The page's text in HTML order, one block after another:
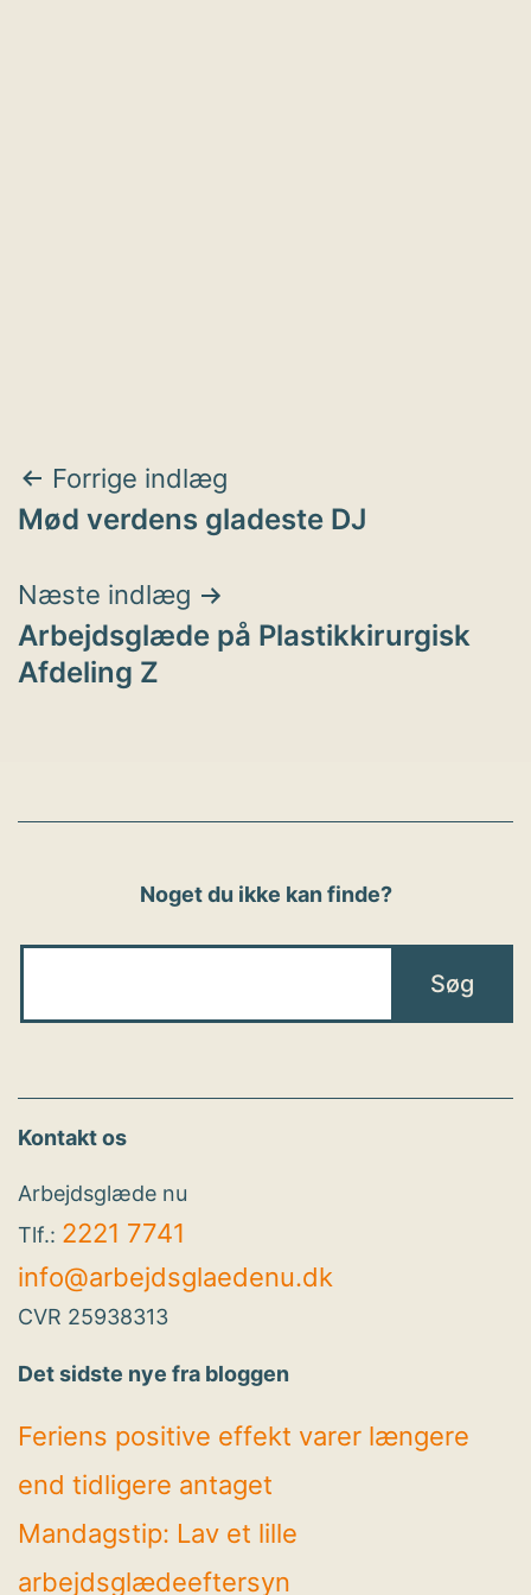
Indlægsnavigation
Forrige indlæg
Mød verdens gladeste DJ
Næste indlæg
Arbejdsglæde på Plastikkirurgisk
Afdeling Z
Noget du ikke kan finde?
Kontakt os
Arbejdsglæde nu
Tlf.: 2221 7741
info@arbejdsglaedenu.dk
CVR 25938313
Det sidste nye fra bloggen
Feriens positive effekt varer længere
end tidligere antaget
Mandagstip: Lav et lille
arbejdsglædeeftersyn